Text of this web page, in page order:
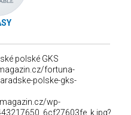
polské GKS
fortuna-
polske-gks-